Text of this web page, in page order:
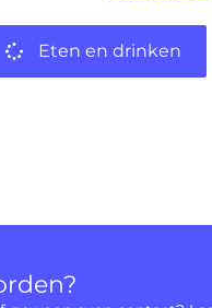
Eten en drinken